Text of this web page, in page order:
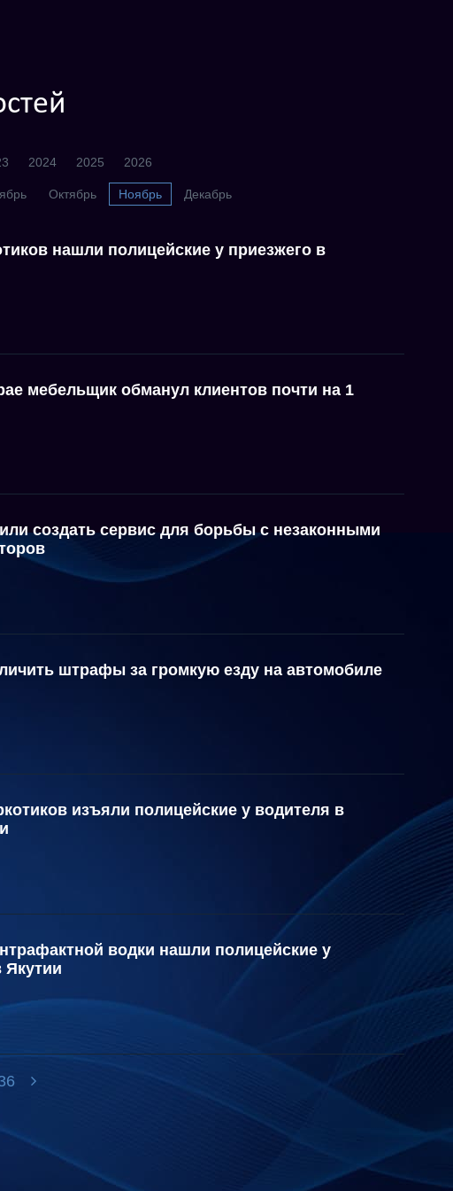
2024 2025 2026
Октябрь Ноябрь Декабрь
нашли полицейские у приезжего в
мебельщик обманул клиентов почти на 1
создать сервис для борьбы с незаконными
штрафы за громкую езду на автомобиле
изъяли полицейские у водителя в
водки нашли полицейские у
Якутии